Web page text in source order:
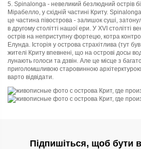
5. Spinalonga - невеликий безлюдний острів
Мірабелло, у східній частині Криту.
це частина півострова - залишок суші,
в другому столітті нашої ери. У XVI столітті
острів на неприступну фортецю, котра
Елунда. Історія у острова страхітлива (тут
жителі Криту впевнені, що на острові досы
лунають голоси та дзвін. Але це місце з
приголомшливою старовинною архітерктурою
варто відвідати.
Підпишіться, щоб бути